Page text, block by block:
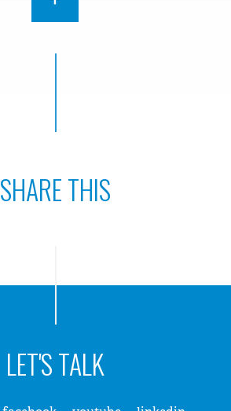
SHARE THIS
LET'S TALK